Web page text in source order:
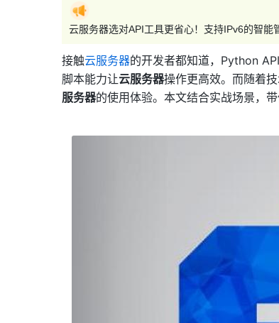
云服务器选对API工具更省心！支持IPv6的智
接触云服务器的开发者都知道，Python
脚本能力让云服务器操作更高效。而随着
服务器的使用体验。本文结合实战场景，